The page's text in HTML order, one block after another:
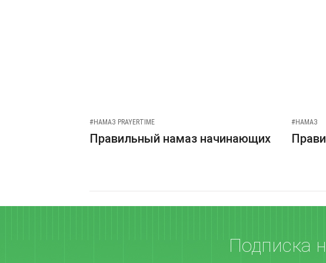
#НАМАЗ PRAYERTIME
Правильный намаз начинающих
#НАМАЗ
Подписка